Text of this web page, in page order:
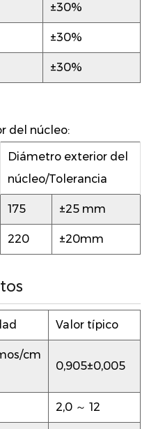
±30%
±30%
±30%
del núcleo:
Diámetro exterior del
núcleo/Tolerancia
175 ±25 mm
220 ±20mm
Valor típico
cm
0,905±0,005
2,0 ～ 12